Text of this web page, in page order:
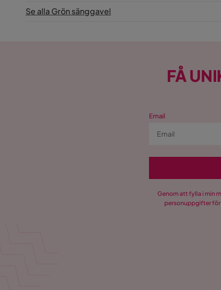
Se alla Grön sänggavel
FÅ
Email
Genom att fylla i min
personuppgifter för